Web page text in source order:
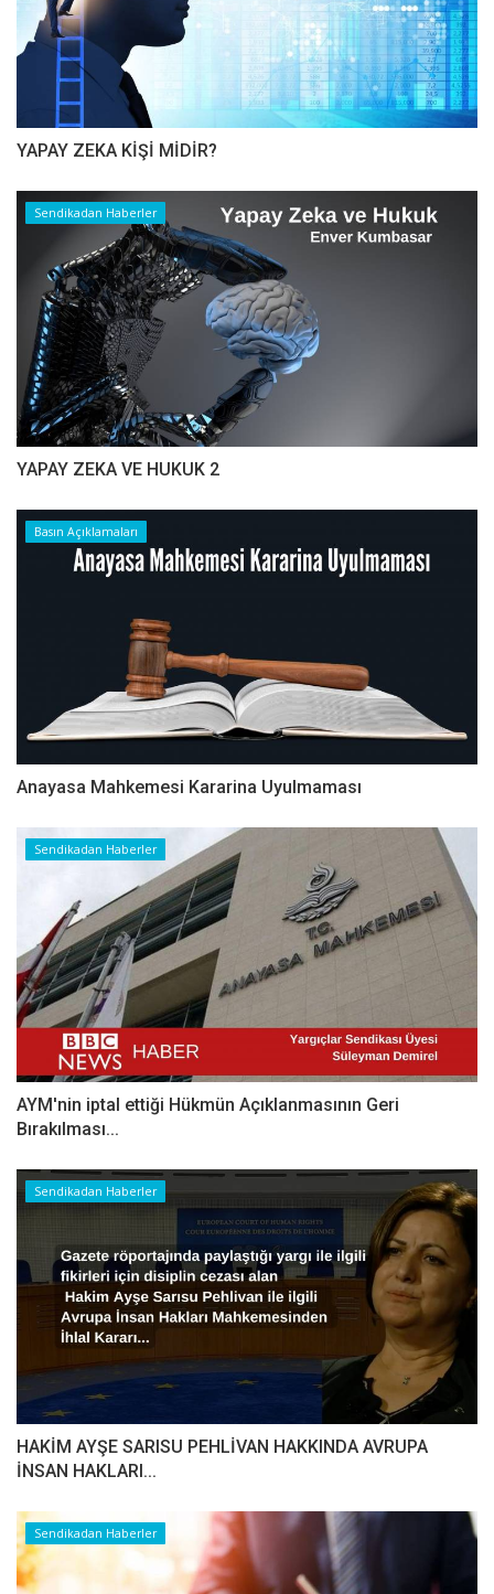
YAPAY ZEKA KİŞİ MİDİR?
Sendikadan Haberler
YAPAY ZEKA VE HUKUK 2
Basın Açıklamaları
Anayasa Mahkemesi Kararina Uyulmaması
Sendikadan Haberler
AYM'nin iptal ettiği Hükmün Açıklanmasının Geri
Bırakılması...
Sendikadan Haberler
HAKİM AYŞE SARISU PEHLİVAN HAKKINDA AVRUPA
İNSAN HAKLARI...
Sendikadan Haberler